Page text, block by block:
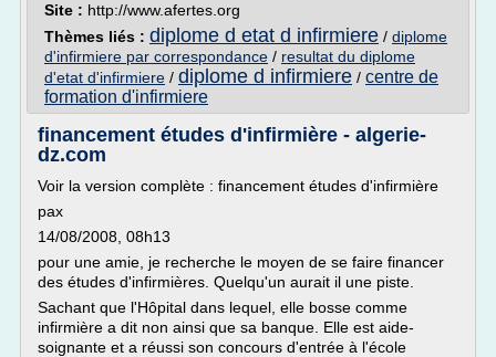
Site : http://www.afertes.org
Thèmes liés : diplome d etat d infirmiere / diplome
d'infirmiere par correspondance / resultat du diplome
d'etat d'infirmiere / diplome d infirmiere / centre de
formation d'infirmiere
financement études d'infirmière - algerie-
dz.com
Voir la version complète : financement études d'infirmière
pax
14/08/2008, 08h13
pour une amie, je recherche le moyen de se faire financer
des études d'infirmières. Quelqu'un aurait il une piste.
Sachant que l'Hôpital dans lequel, elle bosse comme
infirmière a dit non ainsi que sa banque. Elle est aide-
soignante et a réussi son concours d'entrée à l'école